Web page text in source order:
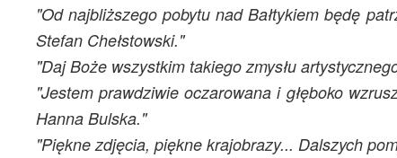
"Od najbliższego pobytu nad Bałtykiem będę
Stefan Chełstowski."
"Daj Boże wszystkim takiego zmysłu
"Jestem prawdziwie oczarowana i głęboko
Hanna Bulska."
"Piękne zdjęcia, piękne krajobrazy... Dalszych